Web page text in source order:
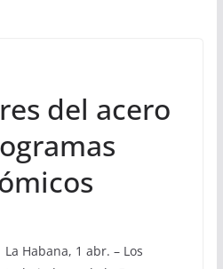
del acero
La Habana, 1 abr. – Los